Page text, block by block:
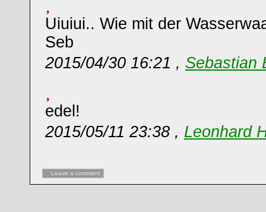
Uiuiui.. Wie mit der
Seb
2015/04/30 16:21 , Sebastian
edel!
2015/05/11 23:38 , Leonhard
Leave a comment